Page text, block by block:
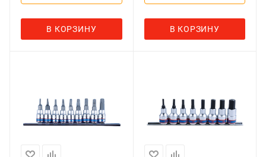
В КОРЗИНУ В КОРЗИНУ